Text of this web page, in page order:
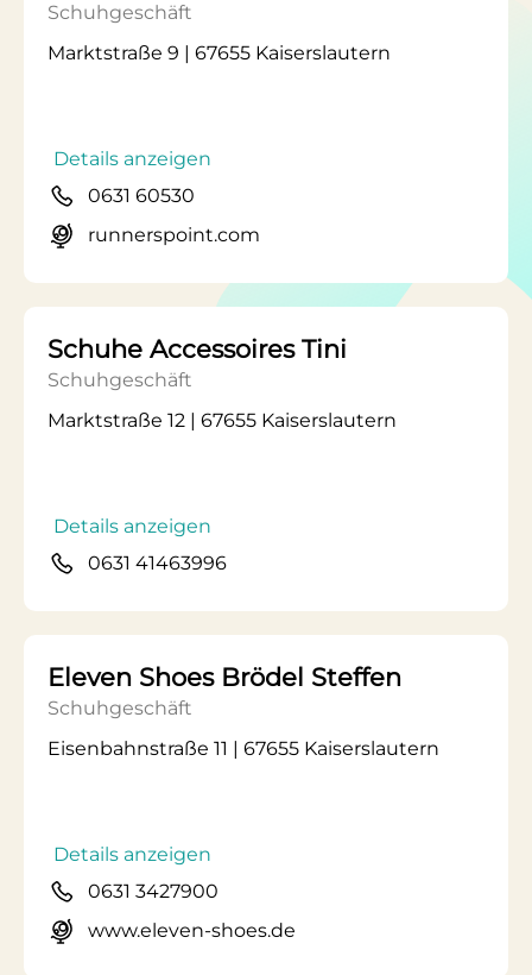
Schuhgeschäft
Marktstraße 9 | 67655 Kaiserslautern
Details anzeigen
0631 60530
runnerspoint.com
Schuhe Accessoires Tini
Schuhgeschäft
Marktstraße 12 | 67655 Kaiserslautern
Details anzeigen
0631 41463996
Eleven Shoes Brödel Steffen
Schuhgeschäft
Eisenbahnstraße 11 | 67655 Kaiserslautern
Details anzeigen
0631 3427900
www.eleven-shoes.de